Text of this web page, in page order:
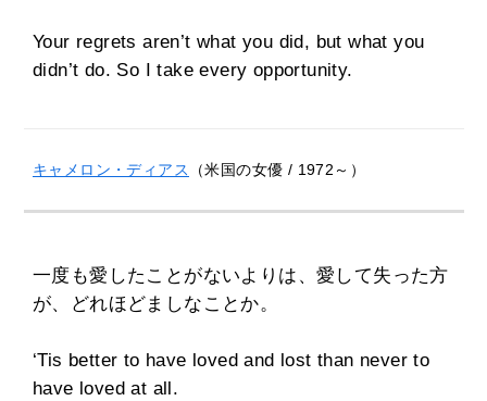
Your regrets aren’t what you did, but what you
didn’t do. So I take every opportunity.
キャメロン・ディアス （米国の女優 / 1972～）
一度も愛したことがないよりは、愛して失った方
が、どれほどましなことか。
‘Tis better to have loved and lost than never to
have loved at all.